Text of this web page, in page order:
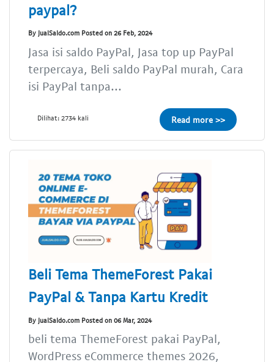
paypal?
By JualSaldo.com Posted on 26 Feb, 2024
Jasa isi saldo PayPal, Jasa top up PayPal
terpercaya, Beli saldo PayPal murah, Cara
isi PayPal tanpa...
Dilihat: 2734 kali Read more >>
Beli Tema ThemeForest Pakai
PayPal & Tanpa Kartu Kredit
By JualSaldo.com Posted on 06 Mar, 2024
beli tema ThemeForest pakai PayPal,
WordPress eCommerce themes 2026,